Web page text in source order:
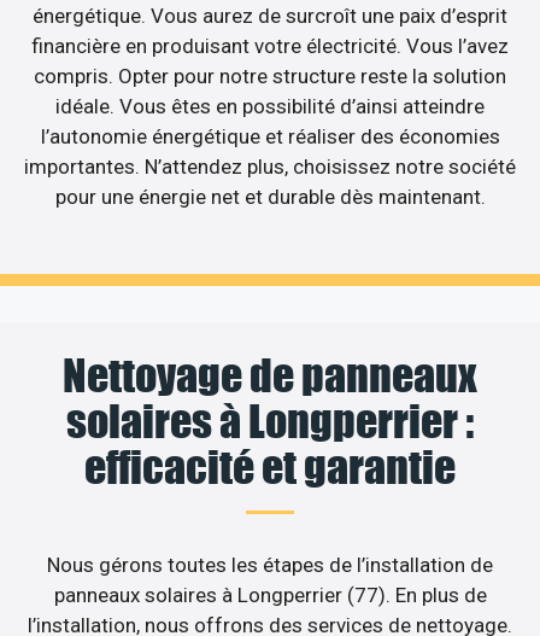
énergétique. Vous aurez de surcroît une paix d’esprit
financière en produisant votre électricité. Vous l’avez
compris. Opter pour notre structure reste la solution
idéale. Vous êtes en possibilité d’ainsi atteindre
l’autonomie énergétique et réaliser des économies
importantes. N’attendez plus, choisissez notre société
pour une énergie net et durable dès maintenant.
Nettoyage de panneaux
solaires à Longperrier :
efficacité et garantie
Nous gérons toutes les étapes de l’installation de
panneaux solaires à Longperrier (77). En plus de
l’installation, nous offrons des services de nettoyage.